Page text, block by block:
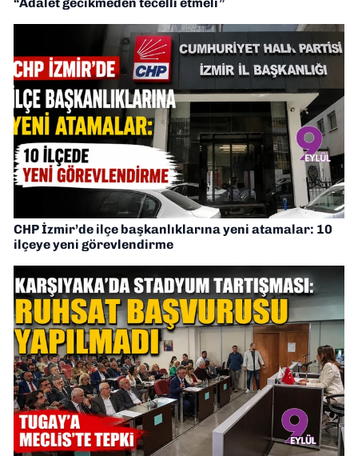
CHP İzmir’de ilçe başkanlıklarına yeni atamalar: 10
ilçeye yeni görevlendirme